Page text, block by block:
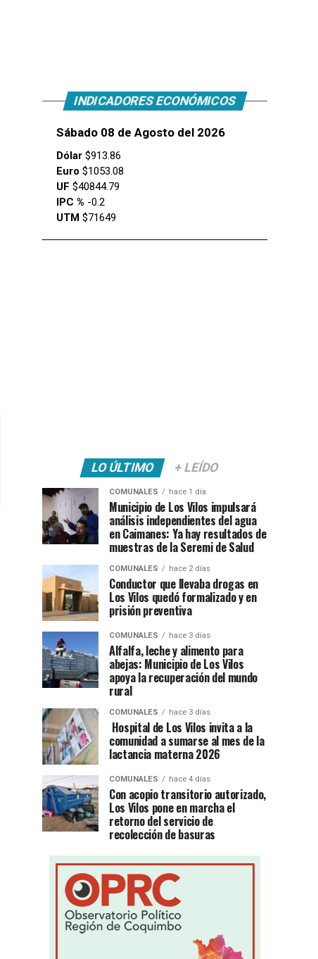
INDICADORES ECONÓMICOS
Sábado 08 de Agosto del 2026
Dólar $913.86
Euro $1053.08
UF $40844.79
IPC % -0.2
UTM $71649
LO ÚLTIMO + LEÍDO
COMUNALES hace 1 día
Municipio de Los Vilos impulsará
análisis independientes del agua
en Caimanes: Ya hay resultados de
muestras de la Seremi de Salud
COMUNALES hace 2 días
Conductor que llevaba drogas en
Los Vilos quedó formalizado y en
prisión preventiva
COMUNALES hace 3 días
Alfalfa, leche y alimento para
abejas: Municipio de Los Vilos
apoya la recuperación del mundo
rural
COMUNALES hace 3 días
Hospital de Los Vilos invita a la
comunidad a sumarse al mes de la
lactancia materna 2026
COMUNALES hace 4 días
Con acopio transitorio autorizado,
Los Vilos pone en marcha el
retorno del servicio de
recolección de basuras